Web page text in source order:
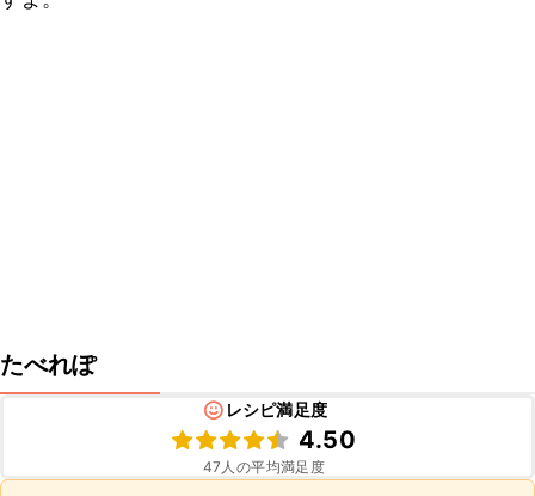
たべれぽ
レシピ満足度
4.50
47 人の平均満足度